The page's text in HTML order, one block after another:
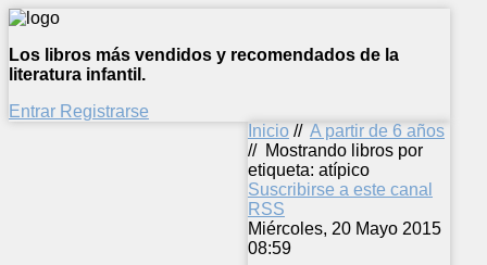
Los libros más vendidos y recomendados de la
literatura infantil.
Entrar Registrarse
Inicio // A partir de 6 años
// Mostrando libros por
etiqueta: atípico
Suscribirse a este canal
RSS
Miércoles, 20 Mayo 2015
08:59